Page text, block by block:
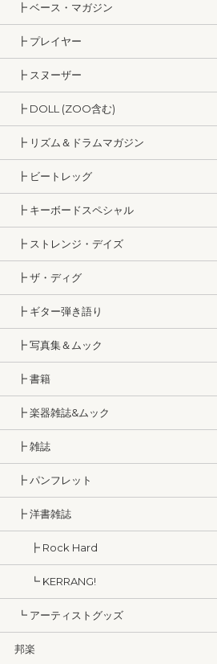
┣ ベース・マガジン
┣ プレイヤー
┣ スヌーザー
┣ DOLL (ZOO含む)
┣ リズム＆ドラムマガジン
┣ ビートレッグ
┣ キーボードスペシャル
┣ ストレンジ・デイズ
┣ ザ・ディグ
┣ ギター弾き語り
┣ 写真集＆ムック
┣ 書籍
┣ 楽器雑誌&ムック
┣ 雑誌
┣ パンフレット
┣ 洋書雑誌
┣ Rock Hard
┗ KERRANG!
┗ アーティストグッズ
邦楽